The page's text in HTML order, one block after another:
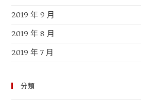
2019 年 9 月
2019 年 8 月
2019 年 7 月
分類